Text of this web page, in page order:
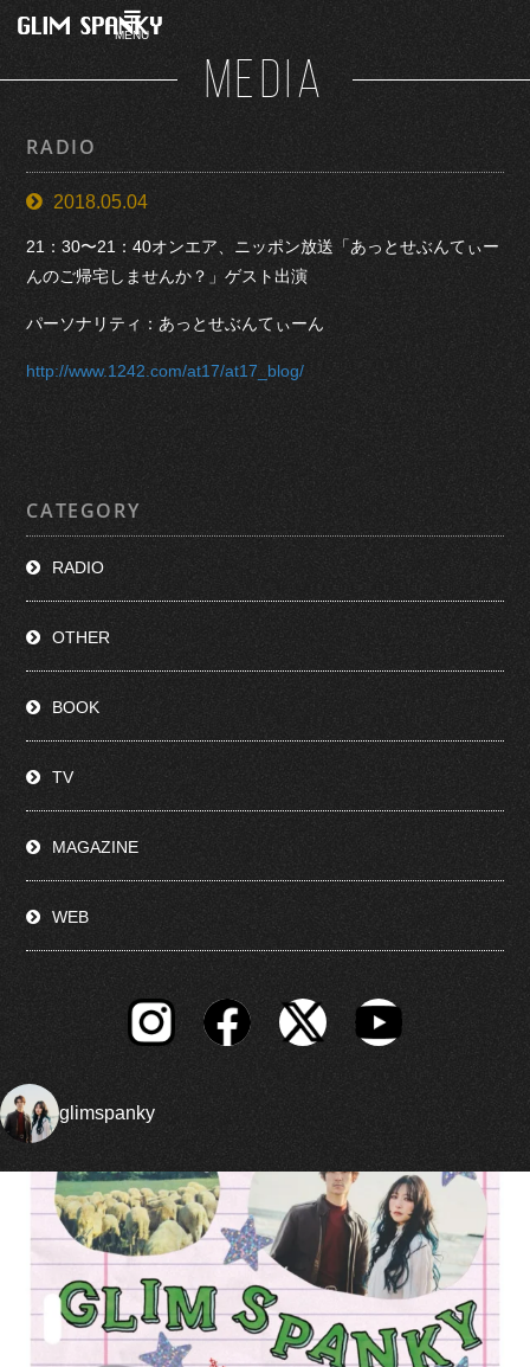
MENU
MEDIA
RADIO
2018.05.04
21：30〜21：40オンエア、ニッポン放送「あっとせぶんてぃー
んのご帰宅しませんか？」ゲスト出演
パーソナリティ：あっとせぶんてぃーん
http://www.1242.com/at17/at17_blog/
CATEGORY
RADIO
OTHER
BOOK
TV
MAGAZINE
WEB
glimspanky